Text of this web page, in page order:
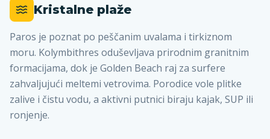
Kristalne plaže
Paros je poznat po peščanim uvalama i tirkiznom
moru. Kolymbithres oduševljava prirodnim granitnim
formacijama, dok je Golden Beach raj za surfere
zahvaljujući meltemi vetrovima. Porodice vole plitke
zalive i čistu vodu, a aktivni putnici biraju kajak, SUP ili
ronjenje.